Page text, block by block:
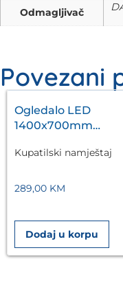
Odmagljivač
Povezani
Ogledalo LED
1400x700mm
Kupatilski namještaj
289,00 KM
Dodaj u korpu